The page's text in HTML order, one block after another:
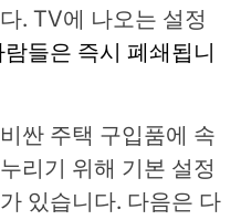
. TV에 나오는 설정
들은 즉시 폐쇄됩니
싼 주택 구입품에 속
리기 위해 기본 설정
있습니다. 다음은 다